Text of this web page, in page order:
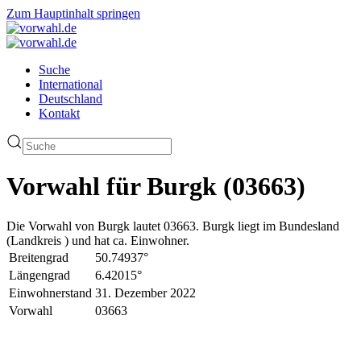
Zum Hauptinhalt springen
Suche
International
Deutschland
Kontakt
Vorwahl für Burgk (03663)
Die Vorwahl von Burgk lautet 03663. Burgk liegt im Bundesland
(Landkreis ) und hat ca. Einwohner.
Breitengrad
50.74937°
Längengrad
6.42015°
Einwohnerstand 31. Dezember 2022
Vorwahl
03663